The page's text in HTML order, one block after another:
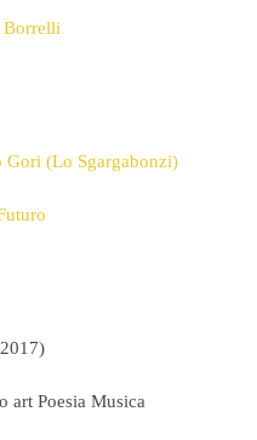
Borrelli
Gori (Lo Sgargabonzi)
art Poesia Musica